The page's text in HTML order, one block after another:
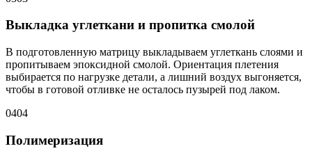
Выкладка углеткани и пропитка смолой
В подготовленную матрицу выкладываем углеткань слоями и
пропитываем эпоксидной смолой. Ориентация плетения
выбирается по нагрузке детали, а лишний воздух выгоняется,
чтобы в готовой отливке не осталось пузырей под лаком.
0404
Полимеризация